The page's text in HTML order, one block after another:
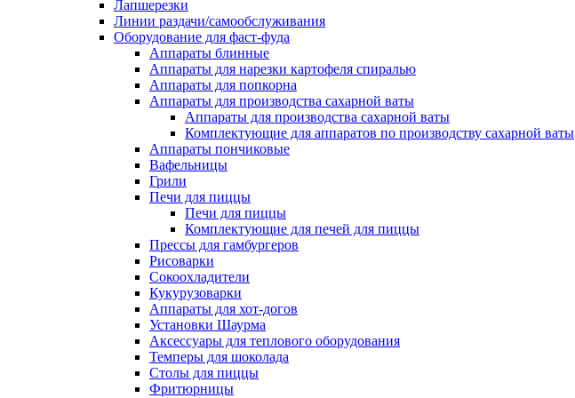
Лапшерезки
Линии раздачи/самообслуживания
Оборудование для фаст-фуда
Аппараты блинные
Аппараты для нарезки картофеля спиралью
Аппараты для попкорна
Аппараты для производства сахарной ваты
Аппараты для производства сахарной ваты
Комплектующие для аппаратов по производству сахарной ваты
Аппараты пончиковые
Вафельницы
Грили
Печи для пиццы
Печи для пиццы
Комплектующие для печей для пиццы
Прессы для гамбургеров
Рисоварки
Сокоохладители
Кукурузоварки
Аппараты для хот-догов
Установки Шаурма
Аксессуары для теплового оборудования
Темперы для шоколада
Столы для пиццы
Фритюрницы